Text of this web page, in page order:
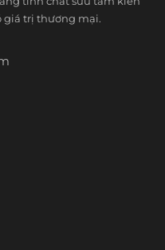
giá trị thương mại.